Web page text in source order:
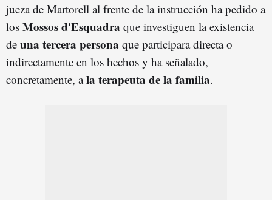
jueza de Martorell al frente de la instrucción ha pedido a
los Mossos d'Esquadra que investiguen la existencia
de una tercera persona que participara directa o
indirectamente en los hechos y ha señalado,
concretamente, ala terapeuta de la familia.